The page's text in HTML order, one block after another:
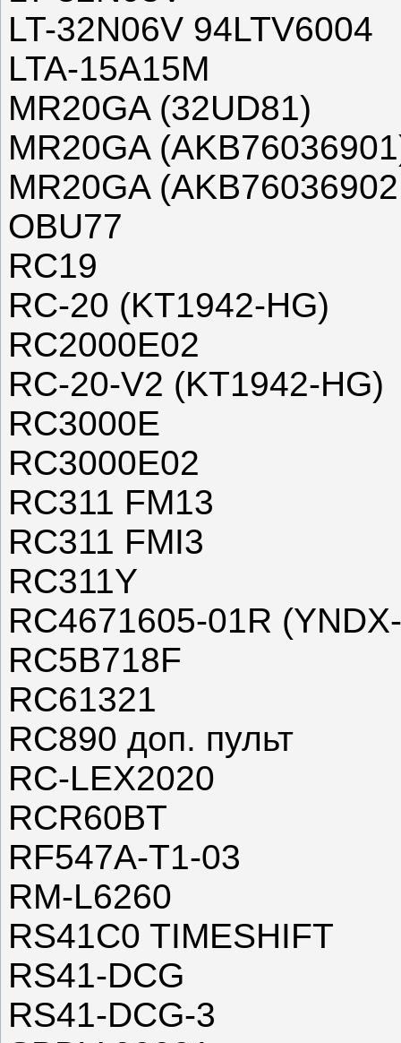
LT-32N06V 94LTV6004
LTA-15A15M
MR20GA (32UD81)
MR20GA
MR20GA
OBU77
RC19
RC-20 (KT1942-HG)
RC2000E02
RC-20-V2 (KT1942-HG)
RC3000E
RC3000E02
RC311 FM13
RC311 FMI3
RC311Y
RC4671605-01R
RC5B718F
RC61321
RC890 доп. пульт
RC-LEX2020
RCR60BT
RF547A-T1-03
RM-L6260
RS41C0 TIMESHIFT
RS41-DCG
RS41-DCG-3